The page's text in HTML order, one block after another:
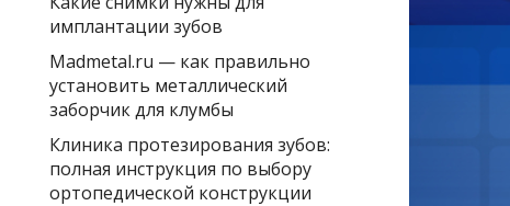
имплантации зубов
Madmetal.ru — как правильно
установить металлический
заборчик для клумбы
Клиника протезирования зубов:
полная инструкция по выбору
ортопедической конструкции